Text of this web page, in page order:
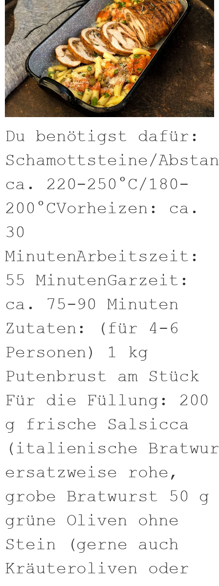
Du benötigst dafür:
Schamottsteine/
ca. 220-250°C/180-
200°CVorheizen: ca.
30
MinutenArbeitszeit:
55 MinutenGarzeit:
ca. 75-90 Minuten
Zutaten: (für 4-6
Personen) 1 kg
Putenbrust am Stück
Für die Füllung: 200
g frische Salsicca
(italienische
ersatzweise rohe,
grobe Bratwurst 50 g
grüne Oliven ohne
Stein (gerne auch
Kräuteroliven oder